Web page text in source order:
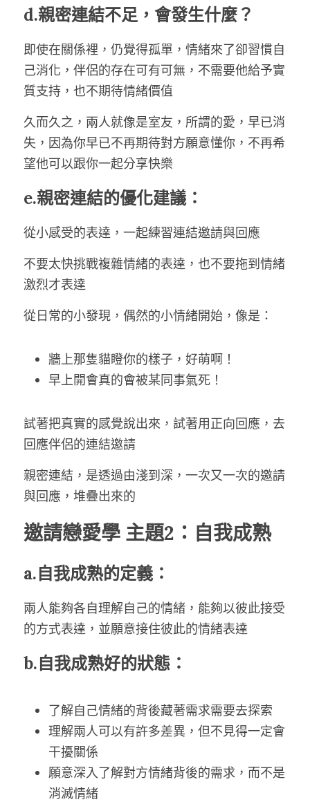
d.親密連結不足，會發生什麼？
即使在關係裡，仍覺得孤單，情緒來了卻習慣自
己消化，伴侶的存在可有可無，不需要他給予實
質支持，也不期待情緒價值
久而久之，兩人就像是室友，所謂的愛，早已消
失，因為你早已不再期待對方願意懂你，不再希
望他可以跟你一起分享快樂
e.親密連結的優化建議：
從小感受的表達，一起練習連結邀請與回應
不要太快挑戰複雜情緒的表達，也不要拖到情緒
激烈才表達
從日常的小發現，偶然的小情緒開始，像是：
牆上那隻貓瞪你的樣子，好萌啊！
早上開會真的會被某同事氣死！
試著把真實的感覺說出來，試著用正向回應，去
回應伴侶的連結邀請
親密連結，是透過由淺到深，一次又一次的邀請
與回應，堆疊出來的
邀請戀愛學 主題2：自我成熟
a.自我成熟的定義：
兩人能夠各自理解自己的情緒，能夠以彼此接受
的方式表達，並願意接住彼此的情緒表達
b.自我成熟好的狀態：
了解自己情緒的背後藏著需求需要去探索
理解兩人可以有許多差異，但不見得一定會
干擾關係
願意深入了解對方情緒背後的需求，而不是
消滅情緒